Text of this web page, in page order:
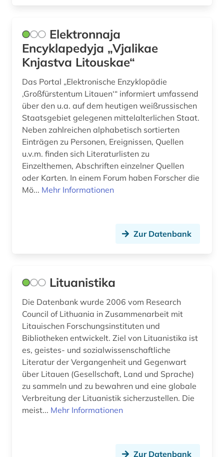
Elektronnaja
Encyklapedyja „Vjalikae
Knjastva Litouskae“
Das Portal „Elektronische Enzyklopädie
‚Großfürstentum Litauen‘“ informiert umfassend
über den u.a. auf dem heutigen weißrussischen
Staatsgebiet gelegenen mittelalterlichen Staat.
Neben zahlreichen alphabetisch sortierten
Einträgen zu Personen, Ereignissen, Quellen
u.v.m. finden sich Literaturlisten zu
Einzelthemen, Abschriften einzelner Quellen
oder Karten. In einem Forum haben Forscher die
Mö... Mehr Informationen
Zur Datenbank
Lituanistika
Die Datenbank wurde 2006 vom Research
Council of Lithuania in Zusammenarbeit mit
Litauischen Forschungsinstituten und
Bibliotheken entwickelt. Ziel von Lituanistika ist
es, geistes- und sozialwissenschaftliche
Literatur der Vergangenheit und Gegenwart
über Litauen (Gesellschaft, Land und Sprache)
zu sammeln und zu bewahren und eine globale
Verbreitung der Lituanistik sicherzustellen. Die
meist... Mehr Informationen
Zur Datenbank